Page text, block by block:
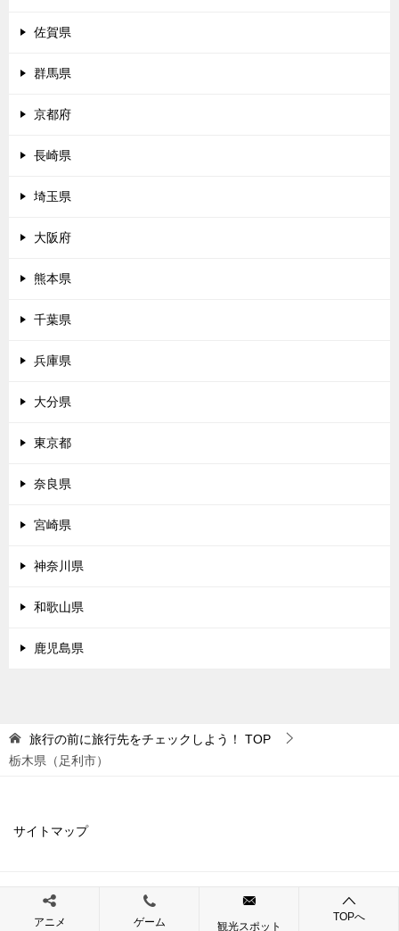
佐賀県
群馬県
京都府
長崎県
埼玉県
大阪府
熊本県
千葉県
兵庫県
大分県
東京都
奈良県
宮崎県
神奈川県
和歌山県
鹿児島県
旅行の前に旅行先をチェックしよう！
TOP
栃木県（足利市）
サイトマップ
© 2019 旅行の前に旅行先をチェックしよう！
アニメ ゲーム 観光スポット
TOPへ